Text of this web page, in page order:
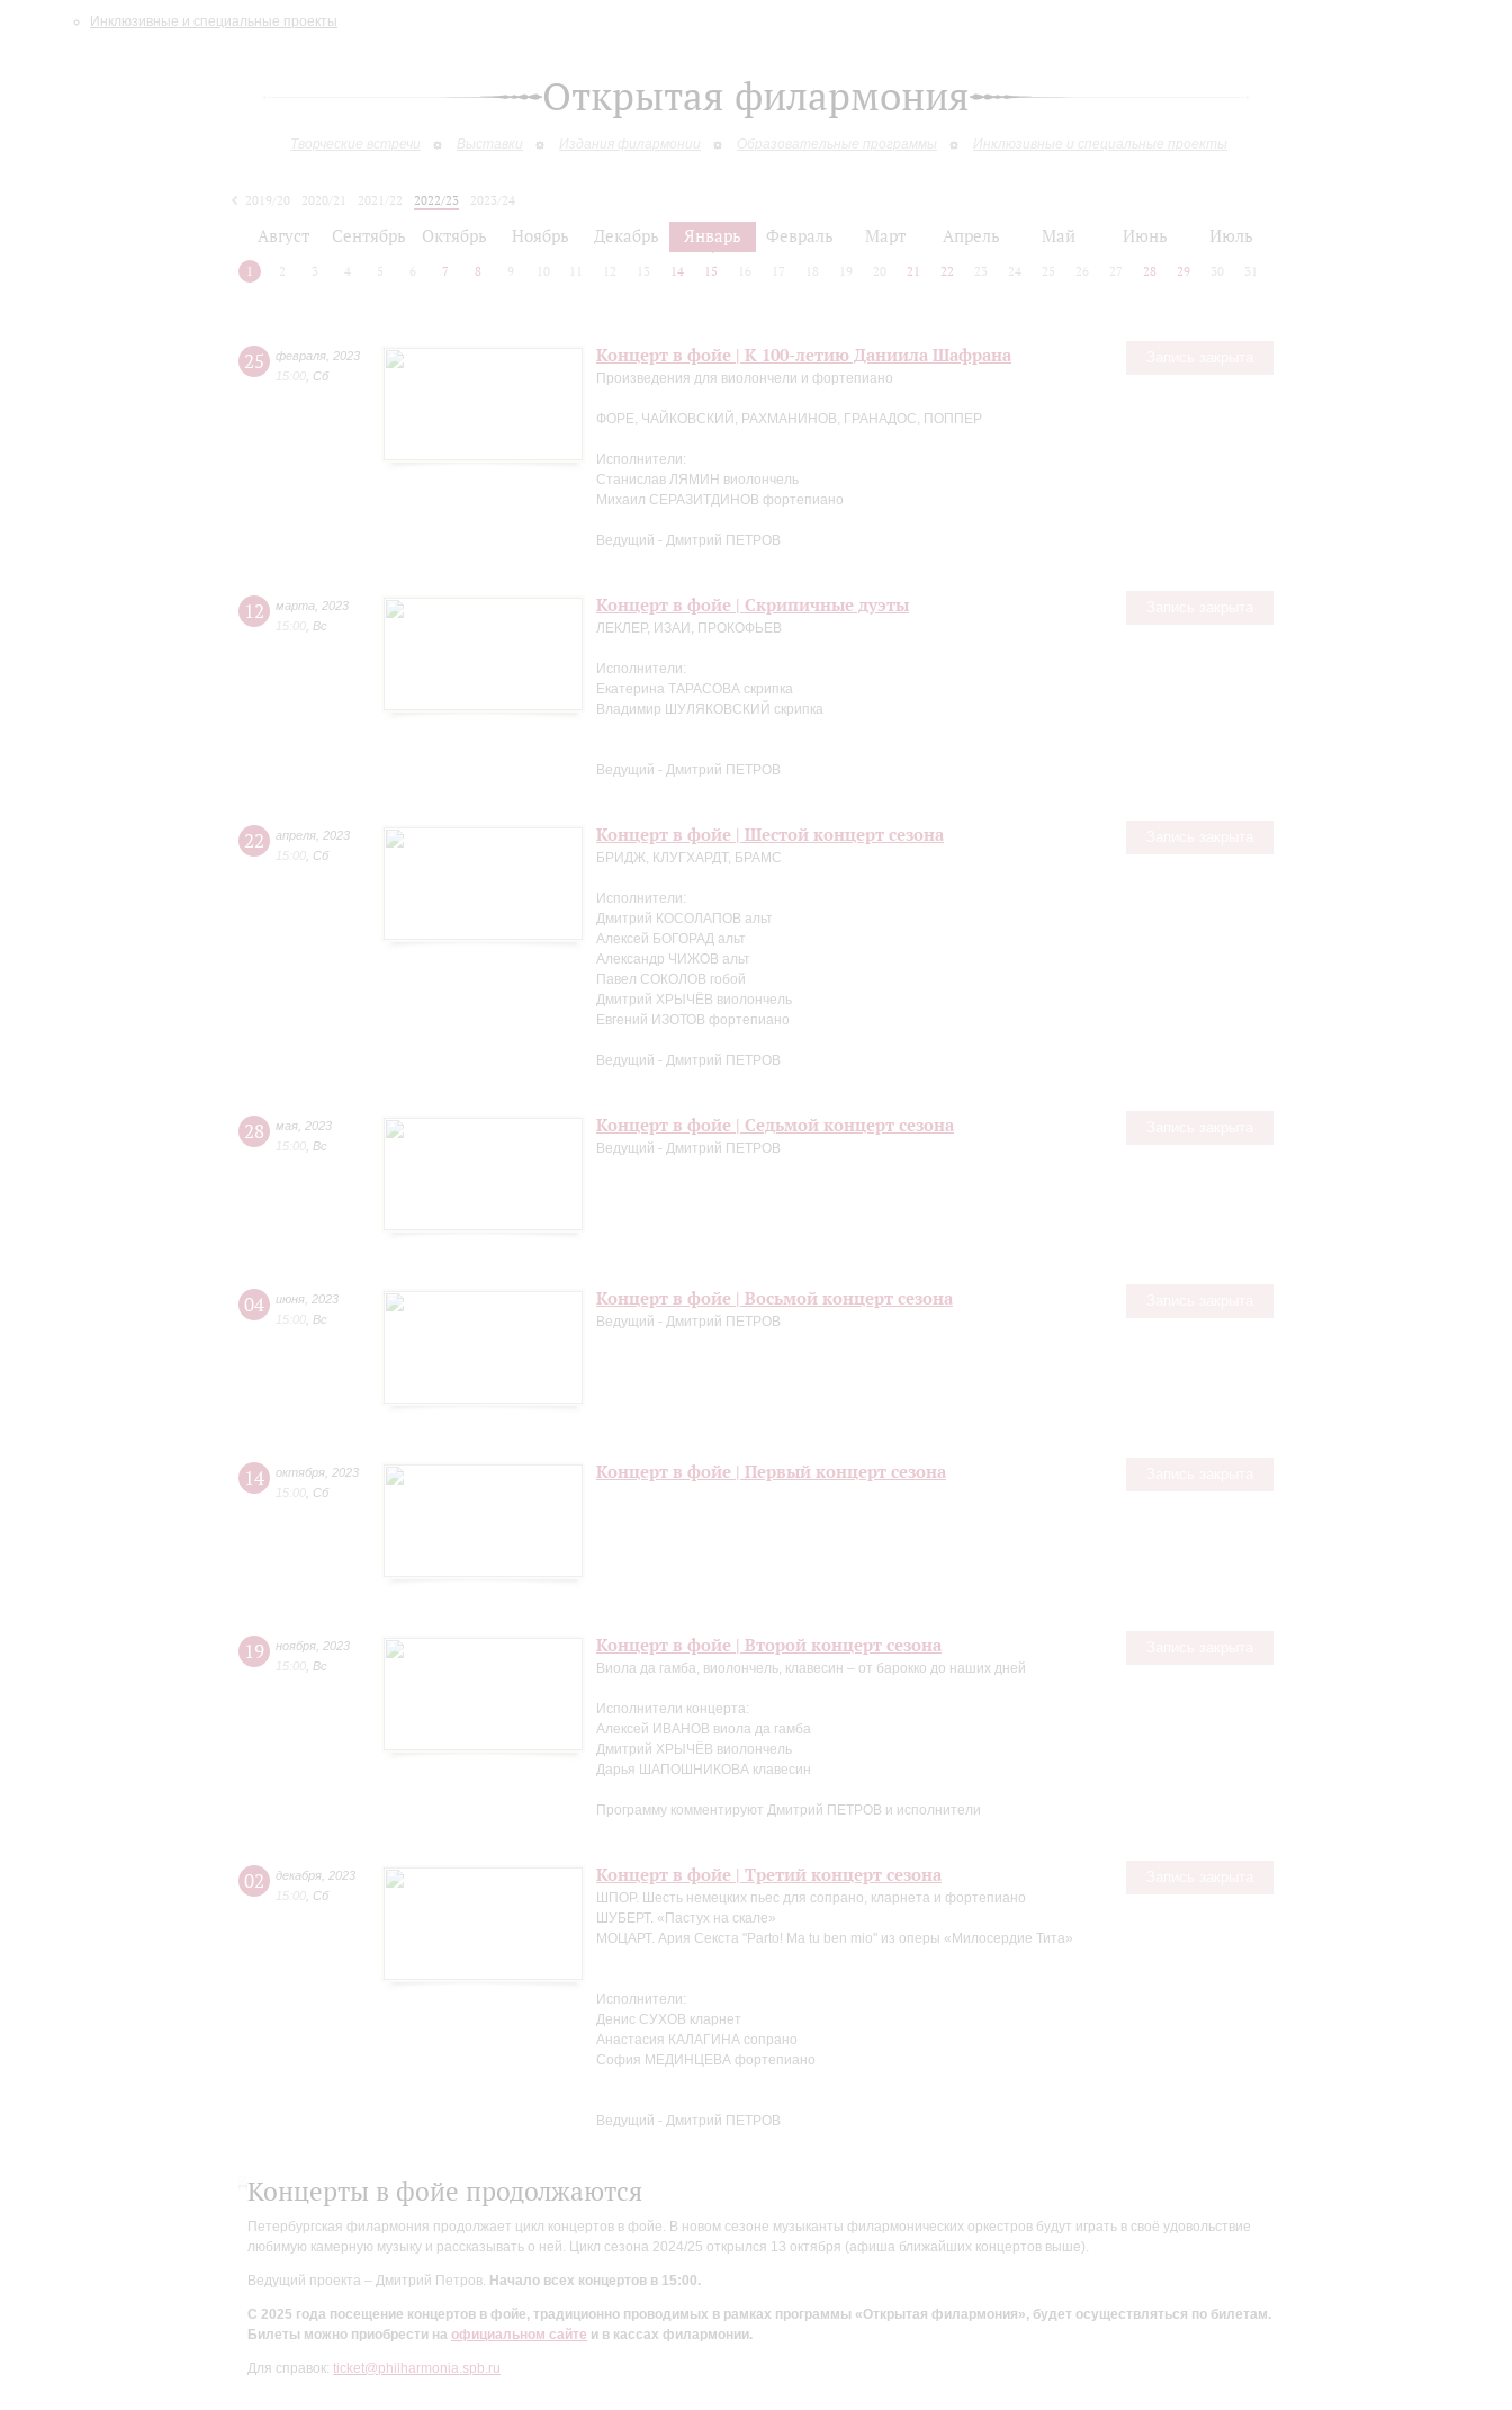
Инклюзивные и специальные проекты
Открытая филармония
Творческие встречи Выставки Издания филармонии Образовательные программы Инклюзивные и специальные проекты
2019/20 2020/21 2021/22 2022/23
2023/24
Август Сентябрь Октябрь Ноябрь Декабрь Январь Февраль Март Апрель Май Июнь Июль
1 2 3 4 5 6 7 8 9 10 12 13 14 15 16 17 18 19 20 21 22 23 24 25 26 27 28 29 30 31
25 февраля 2023
15:00 Сб
Концерт в фойе | К 100-летию Даниила Шафрана
Произведения для виолончели и фортепиано
ФОРЕ, ЧАЙКОВСКИЙ, РАХМАНИНОВ, ГРАНАДОС, ПОППЕР
Исполнители:
Станислав ЛЯМИН виолончель
Михаил СЕРАЗИТДИНОВ фортепиано
Ведущий - Дмитрий ПЕТРОВ
12 марта
2023
15:00 Вс
Концерт в фойе | Скрипичные дуэты
ЛЕКЛЕР, ИЗАИ, ПРОКОФЬЕВ
Исполнители:
Екатерина ТАРАСОВА скрипка
Владимир ШУЛЯКОВСКИЙ скрипка
Ведущий - Дмитрий ПЕТРОВ
22 апреля 2023
15:00 Сб
Концерт в фойе | Шестой концерт сезона
БРИДЖ, КЛУГХАРДТ, БРАМС
Исполнители:
Дмитрий КОСОЛАПОВ альт
Алексей БОГОРАД альт
Александр ЧИЖОВ альт
Павел СОКОЛОВ гобой
Дмитрий ХРЫЧЁВ виолончель
Евгений ИЗОТОВ фортепиано
Ведущий - Дмитрий ПЕТРОВ
28 мая 2023
15:00 Вс
Концерт в фойе | Седьмой концерт сезона
Ведущий - Дмитрий ПЕТРОВ
04 июня 2023
15:00 Вс
Концерт в фойе | Восьмой концерт сезона
Ведущий - Дмитрий ПЕТРОВ
14 октября 2023
15:00 Сб
Концерт в фойе | Первый концерт сезона
19 ноября 2023
15:00 Вс
Концерт в фойе | Второй концерт сезона
Виола да гамба, виолончель, клавесин – от барокко до наших дней
Исполнители концерта:
Алексей ИВАНОВ виола да гамба
Дмитрий ХРЫЧЁВ виолончель
Дарья ШАПОШНИКОВА клавесин
Программу комментируют Дмитрий ПЕТРОВ и исполнители
02 декабря 2023
15:00 Сб
Концерт в фойе | Третий концерт сезона
ШПОР. Шесть немецких пьес для сопрано, кларнета и фортепиано
ШУБЕРТ. «Пастух на скале»
МОЦАРТ. Ария Секста "Parto! Ma tu ben mio" из оперы «Милосердие Тита»
Исполнители:
Денис СУХОВ кларнет
Анастасия КАЛАГИНА сопрано
София МЕДИНЦЕВА фортепиано
Ведущий - Дмитрий ПЕТРОВ
Концерты в фойе продолжаются
Петербургская филармония продолжает цикл концертов в фойе. В новом сезоне музыканты филармонических оркестров будут играть в своё удовольствие
любимую камерную музыку и рассказывать о ней. Цикл сезона 2024/25 открылся 13 октября (афиша ближайших концертов выше).
Ведущий проекта – Дмитрий Петров. Начало всех концертов в 15:00.
С 2025 года посещение концертов в фойе, традиционно проводимых в рамках программы «Открытая филармония», будет осуществляться по билетам.
Билеты можно приобрести на официальном сайте и в кассах филармонии.
Для справок: ticket@philharmonia.spb.ru